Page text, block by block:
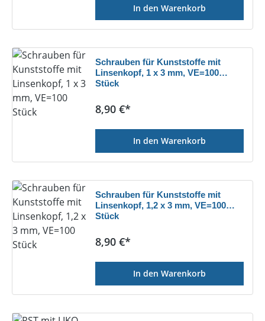
In den Warenkorb
Schrauben für Kunststoffe mit
Linsenkopf, 1 x 3 mm, VE=100
Stück
Regulärer Preis:
8,90 €*
In den Warenkorb
Schrauben für Kunststoffe mit
Linsenkopf, 1,2 x 3 mm, VE=100
Stück
Regulärer Preis:
8,90 €*
In den Warenkorb